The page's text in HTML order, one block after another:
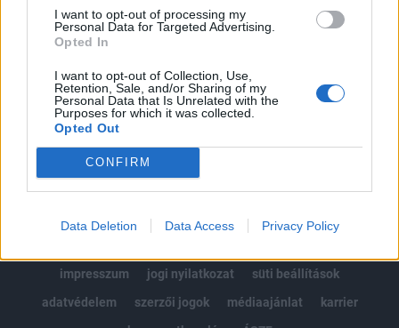
I want to opt-out of processing my
Personal Data for Targeted Advertising.
Opted In
I want to opt-out of Collection, Use,
Retention, Sale, and/or Sharing of my
Personal Data that Is Unrelated with the
Purposes for which it was collected.
Opted Out
CONFIRM
Data Deletion Data Access Privacy Policy
MÁR ELŐFIZETŐNK VAGY?BEJELENTKEZÉS
impresszum
jogi nyilatkozat
süti beállítások
adatvédelem
szerzői jogok médiaajánlat
karrier